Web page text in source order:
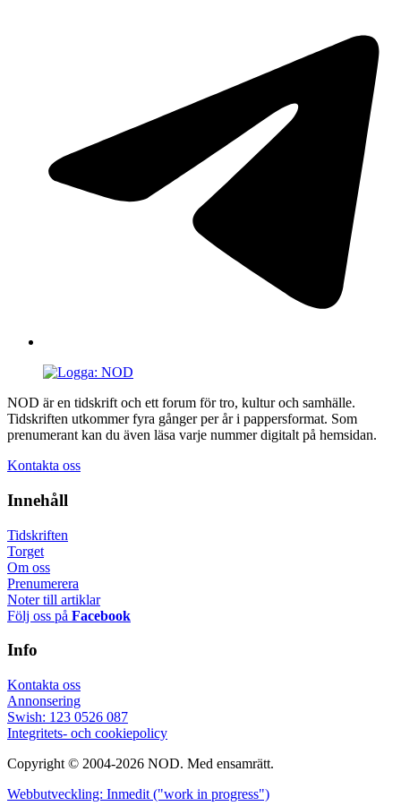
NOD är en tidskrift och ett forum för tro, kultur och samhälle.
Tidskriften utkommer fyra gånger per år i pappersformat. Som
prenumerant kan du även läsa varje nummer digitalt på hemsidan.
Kontakta oss
Innehåll
Tidskriften
Torget
Om oss
Prenumerera
Noter till artiklar
Följ oss på Facebook
Info
Kontakta oss
Annonsering
Swish: 123 0526 087
Integritets- och cookiepolicy
Copyright © 2004-2026 NOD. Med ensamrätt.
Webbutveckling: Inmedit ("work in progress")